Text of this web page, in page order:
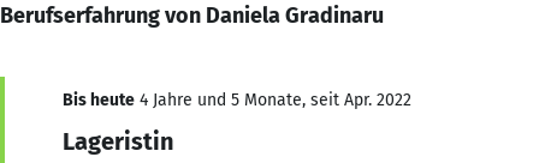
Berufserfahrung von Daniela Gradinaru
Bis heute 4 Jahre und 5 Monate, seit Apr. 2022
Lageristin